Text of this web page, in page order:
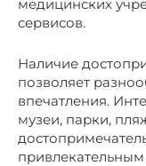
медицинских
сервисов.
Наличие
позволяет
впечатления.
музеи, парки,